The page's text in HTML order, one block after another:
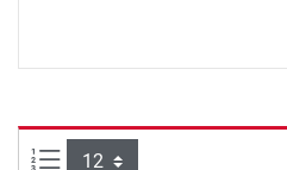
Artikel pr. side: